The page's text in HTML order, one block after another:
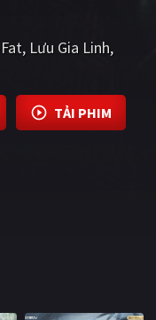
Lưu Gia Linh
TẢI PHIM